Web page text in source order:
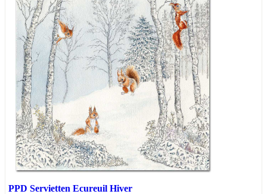
PPD Servietten Ecureuil Hiver